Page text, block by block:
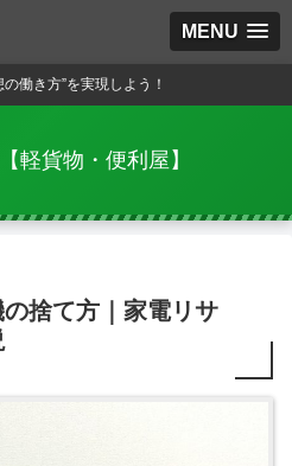
MENU
働き方”を実現しよう！
軽貨物・便利屋】
の捨て方｜家電リサ